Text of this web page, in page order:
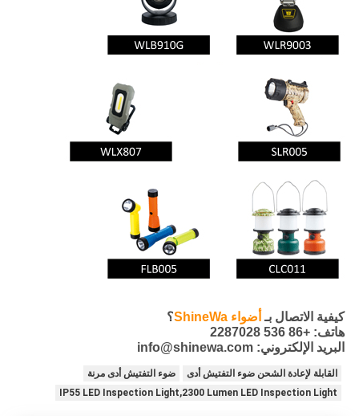
كيفية الاتصال بـ أضواء ShineWa
؟
هاتف: +86 536 2287028
البريد الإلكتروني: info@shinewa.com
القابلة لإعادة الشحن ضوء التفتيش أدى
ضوء التفتيش أدى مرنة
IP55 LED Inspection Light,2300 Lumen LED Inspection Light